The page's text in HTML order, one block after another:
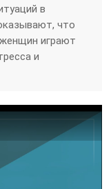
в
что
играют
и